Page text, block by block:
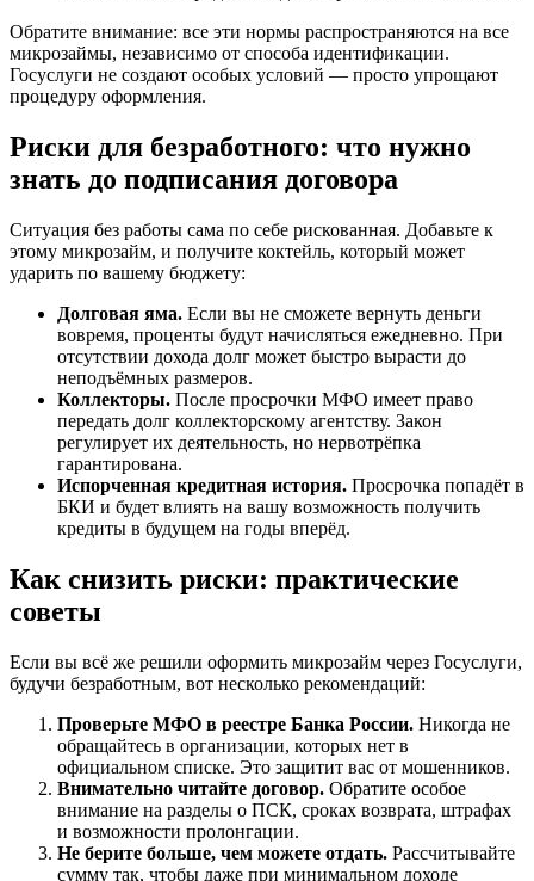
Обратите внимание: все эти нормы распространяются на все
микрозаймы, независимо от способа идентификации.
Госуслуги не создают особых условий — просто упрощают
процедуру оформления.
Риски для безработного: что нужно
знать до подписания договора
Ситуация без работы сама по себе рискованная. Добавьте к
этому микрозайм, и получите коктейль, который может
ударить по вашему бюджету:
Долговая яма. Если вы не сможете вернуть деньги
вовремя, проценты будут начисляться ежедневно. При
отсутствии дохода долг может быстро вырасти до
неподъёмных размеров.
Коллекторы. После просрочки МФО имеет право
передать долг коллекторскому агентству. Закон
регулирует их деятельность, но нервотрёпка
гарантирована.
Испорченная кредитная история. Просрочка попадёт в
БКИ и будет влиять на вашу возможность получить
кредиты в будущем на годы вперёд.
Как снизить риски: практические
советы
Если вы всё же решили оформить микрозайм через Госуслуги,
будучи безработным, вот несколько рекомендаций:
Проверьте МФО в реестре Банка России. Никогда не
обращайтесь в организации, которых нет в
официальном списке. Это защитит вас от мошенников.
Внимательно читайте договор. Обратите особое
внимание на разделы о ПСК, сроках возврата, штрафах
и возможности пролонгации.
Не берите больше, чем можете отдать. Рассчитывайте
сумму так, чтобы даже при минимальном доходе